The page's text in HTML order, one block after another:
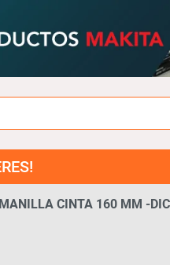
MANILLA CINTA 160 MM -